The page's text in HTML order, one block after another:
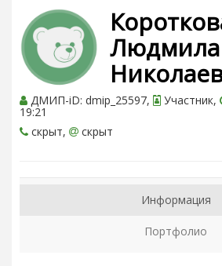
Людмила
ДМИП-iD: dmip_25597, Участник,
19:21
скрыт,
скрыт
Информация
Портфолио